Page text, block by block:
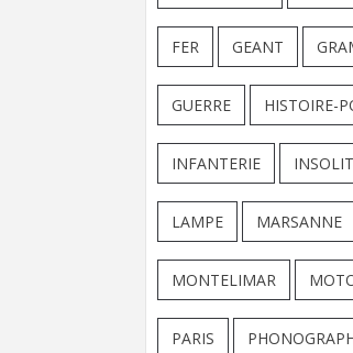
FER GEANT
GUERRE HISTOIRE-
INFANTERIE
LAMPE MARSANNE
MONTELIMAR
PARIS